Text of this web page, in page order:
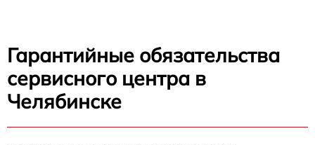
Гарантийные обязательства
сервисного центра в
Челябинске